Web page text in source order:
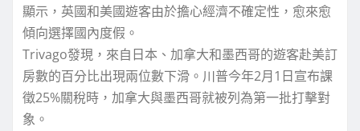
顯示，英國和美國遊客由於擔心經濟不確定性，愈來愈
傾向選擇國內度假。
Trivago發現，來自日本、加拿大和墨西哥的遊客赴美訂
房數的百分比出現兩位數下滑。川普今年2月1日宣布課
徵25%關稅時，加拿大與墨西哥就被列為第一批打擊對
象。